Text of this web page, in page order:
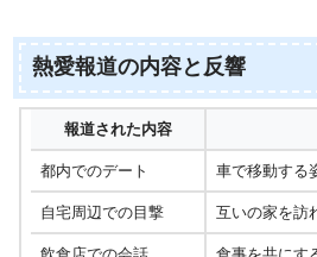
熱愛報道の内容と反響
報道された内容
都内でのデート 車で移動する
自宅周辺での目撃 互いの家を訪